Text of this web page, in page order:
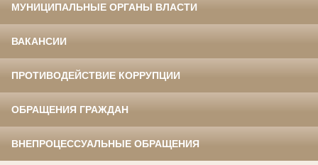
МУНИЦИПАЛЬНЫЕ ОРГАНЫ ВЛАСТИ
ВАКАНСИИ
ПРОТИВОДЕЙСТВИЕ КОРРУПЦИИ
ОБРАЩЕНИЯ ГРАЖДАН
ВНЕПРОЦЕССУАЛЬНЫЕ ОБРАЩЕНИЯ